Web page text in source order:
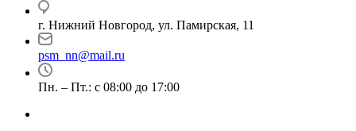
г. Нижний Новгород, ул. Памирская, 11
psm_nn@mail.ru
Пн. – Пт.: с 08:00 до 17:00